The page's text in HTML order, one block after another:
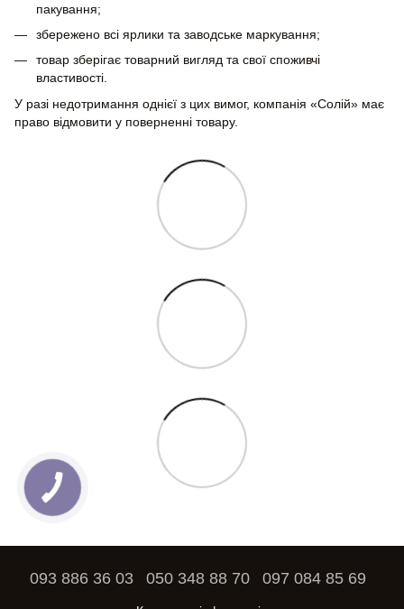
пакування;
збережено всі ярлики та заводське маркування;
товар зберігає товарний вигляд та свої споживчі
властивості.
У разі недотримання однієї з цих вимог, компанія «Солій» має
право відмовити у поверненні товару.
093 886 36 03 050 348 88 70 097 084 85 69